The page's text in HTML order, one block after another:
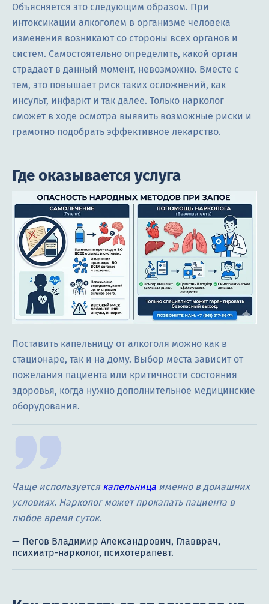
Объясняется это следующим образом. При
интоксикации алкоголем в организме человека
изменения возникают со стороны всех органов и
систем. Самостоятельно определить, какой орган
страдает в данный момент, невозможно. Вместе с
тем, это повышает риск таких осложнений, как
инсульт, инфаркт и так далее. Только нарколог
сможет в ходе осмотра выявить возможные риски и
грамотно подобрать эффективное лекарство.
Где оказывается услуга
Поставить капельницу от алкоголя можно как в
стационаре, так и на дому. Выбор места зависит от
пожелания пациента или критичности состояния
здоровья, когда нужно дополнительное медицинские
оборудования.
Чаще используется капельница именно в домашних
условиях. Нарколог может прокапать пациента в
любое время суток.